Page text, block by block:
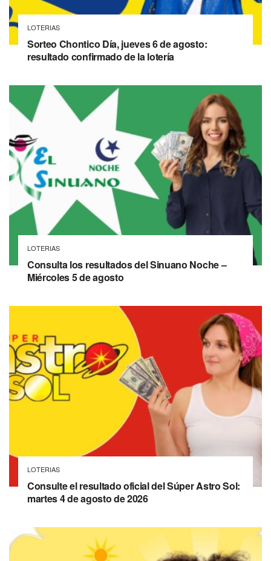
LOTERIAS
Sorteo Chontico Día, jueves 6 de agosto:
resultado confirmado de la lotería
LOTERIAS
Consulta los resultados del Sinuano Noche –
Miércoles 5 de agosto
LOTERIAS
Consulte el resultado oficial del Súper Astro Sol:
martes 4 de agosto de 2026